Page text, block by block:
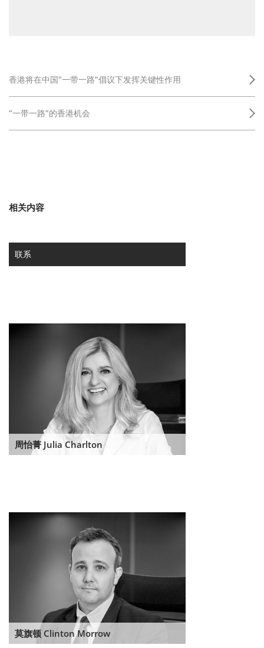
香港将在中国“一带一路”倡议下发挥关键性作用
“一带一路”的香港机会
相关内容
联系
周怡菁 Julia Charlton
莫旗顿 Clinton Morrow